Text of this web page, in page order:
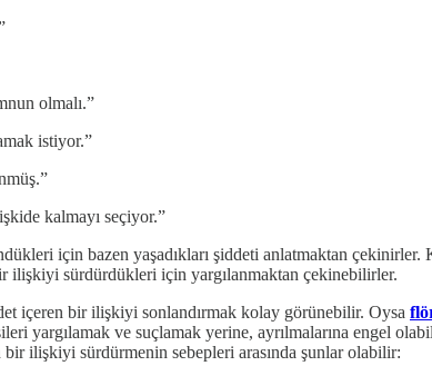
olmalı.”
istiyor.”
kalmayı seçiyor.”
için bazen yaşadıkları şiddeti anlatmaktan
ilişkiyi sürdürdükleri için yargılanmaktan çekinebilirler.
içeren bir ilişkiyi sonlandırmak kolay görünebilir. Oysa
yargılamak ve suçlamak yerine, ayrılmalarına engel
ilişkiyi sürdürmenin sebepleri arasında şunlar olabilir: